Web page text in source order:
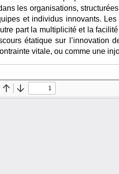
les organisations,
et individus innovants.
part la multiplicité et la
étatique sur l’innovation
vitale, ou comme une